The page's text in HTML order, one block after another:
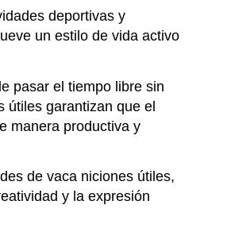
deportivas y
un estilo de vida activo
pasar el tiempo libre sin
útiles garantizan que el
manera productiva y
des de vaca niciones útiles,
y la expresión